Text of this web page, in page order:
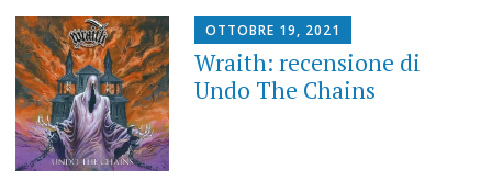
OTTOBRE 19, 2021
Wraith: recensione di
Undo The Chains